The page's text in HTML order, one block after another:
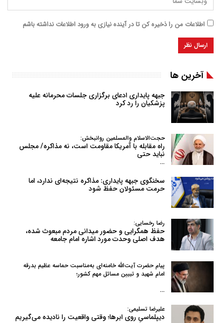
اطلاعات من را ذخیره کن تا در آینده نیازی به ورود اطلاعات نداشته باشم
آخرین ها
جبهه پایداری ادعای برگزاری جلسات محرمانه علیه
پزشکیان را رد کرد
حجت‌الاسلام والمسلمین روانبخش:
راه مقابله با آمریکا مقاومت است، نه مذاکره/ مجلس
نباید حتی
…
سخنگوی جبهه پایداری: مذاکره نتیجه‌ای ندارد، اما
حرمت مسئولان حفظ شود
رضا رخسایی:
حفظ همگرایی و حضور میدانی مردم مبعوث شده،
هدف اصلی وحدت مورد اشاره امام جامعه
پیام حضرت آیت‌الله خامنه‌ای به‌مناسبت حماسه عظیم بدرقه
امام شهید و تبیین مسائل مهم کشور؛
…
علیرضا تسلیمی:
دیپلماسیِ روی ابرها؛ وقتی واقعیت را نادیده می‌گیریم